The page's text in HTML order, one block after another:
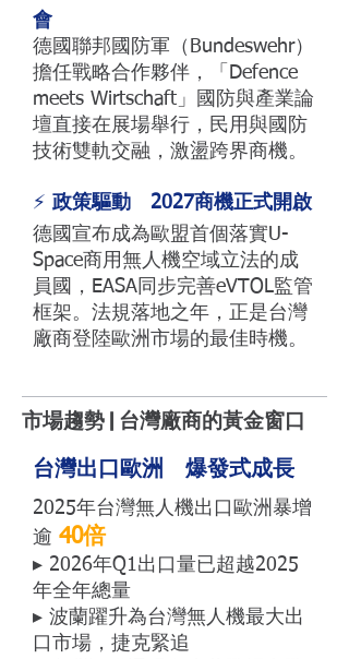
會
德國聯邦國防軍（Bundeswehr）
擔任戰略合作夥伴，「Defence
meets Wirtschaft」國防與產業論
壇直接在展場舉行，民用與國防
技術雙軌交融，激盪跨界商機。
⚡ 政策驅動 2027商機正式開啟
德國宣布成為歐盟首個落實U-
Space商用無人機空域立法的成
員國，EASA同步完善eVTOL監管
框架。法規落地之年，正是台灣
廠商登陸歐洲市場的最佳時機。
市場趨勢 | 台灣廠商的黃金窗口
台灣出口歐洲 爆發式成長
2025年台灣無人機出口歐洲暴增
逾 40倍
▸ 2026年Q1出口量已超越2025
年全年總量
▸ 波蘭躍升為台灣無人機最大出
口市場，捷克緊追